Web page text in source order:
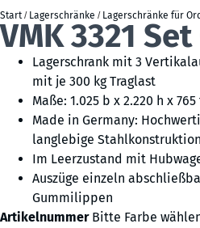
Start/ Lagerschränke / Lagerschränke für
VMK 3321
Lagerschrank mit 3
mit je 300 kg Traglast
Maße: 1.025 b x 2.220 h x 765
Made in Germany:
langlebige Stahlkonstruktion
Im Leerzustand mit
Auszüge einzeln
Gummilippen
Artikelnummer Bitte Farbe